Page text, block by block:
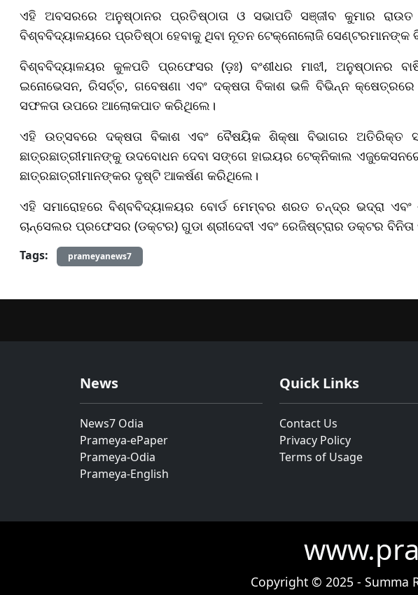
ଏହି ଅବସରରେ ଅନୁଷ୍ଠାନର ପ୍ରତିଷ୍ଠାତା ଓ ସଭାପତି ସଞ୍ଜୀବ କୁମାର ରାଉତ
ବିଶ୍ବବିଦ୍ୟାଳୟରେ ପ୍ରତିଷ୍ଠା ହେବାକୁ ଥିବା ନୂତନ ଟେକ୍ନୋଲୋଜି
ବିଶ୍ବବିଦ୍ୟାଳୟର କୁଳପତି ପ୍ରଫେସର (ଡ଼ଃ) ବଂଶୀଧର ମାଝୀ, ଅନୁଷ୍ଠାନର
ଇନୋଭେସନ, ରିସର୍ଚ୍ଚ, ଗବେଷଣା ଏବଂ ଦକ୍ଷତା ବିକାଶ ଭଳି ବିଭିନ୍ନ
ସଫଳତା ଉପରେ ଆଲୋକପାତ କରିଥିଲେ।
ଏହି ଉତ୍ସବରେ ଦକ୍ଷତା ବିକାଶ ଏବଂ ବୈଷୟିକ ଶିକ୍ଷା ବିଭାଗର ଅତିରିକ୍ତ
ଛାତ୍ରଛାତ୍ରୀମାନଙ୍କୁ ଉଦବୋଧନ ଦେବା ସଙ୍ଗେ ହାଇୟର ଟେକ୍ନିକାଲ
ଛାତ୍ରଛାତ୍ରୀମାନଙ୍କର ଦୃଷ୍ଟି ଆକର୍ଷଣ କରିଥିଲେ।
ଏହି ସମାରୋହରେ ବିଶ୍ବବିଦ୍ୟାଳୟର ବୋର୍ଡ ମେମ୍ବର ଶରତ ଚନ୍ଦ୍ର ଭଦ୍ରା ଏବଂ
ଚାନ୍ସେଲର ପ୍ରଫେସର (ଡକ୍ଟର) ଗୁଡା ଶ୍ରୀଦେବୀ ଏବଂ ରେଜିଷ୍ଟ୍ରାର ଡକ୍ଟର
Tags: prameyanews7
News
News7 Odia
Prameya-ePaper
Prameya-Odia
Prameya-English
Quick Links
Contact Us
Privacy Policy
Terms of Usage
Copyright © 2025 - Summa